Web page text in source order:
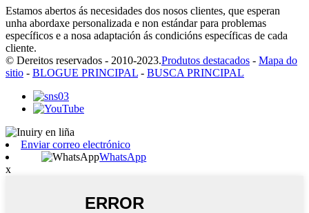
Estamos abertos ás necesidades dos nosos clientes, que esperan
unha abordaxe personalizada e non estándar para problemas
específicos e a nosa adaptación ás condicións específicas de cada
cliente.
© Dereitos reservados - 2010-2023.Produtos destacados - Mapa do
sitio - BLOGUE PRINCIPAL - BUSCA PRINCIPAL
Enviar correo electrónico
WhatsApp
x